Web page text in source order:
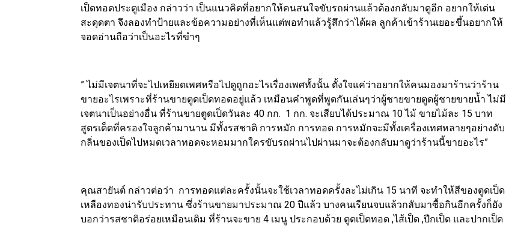
เป็ดทอดประตูเมือง กล่าวว่า เป็นแนวคิดที่อยากให้คนสนใจขับรถผ่านแล้วต้องกลับมาดูอีก อยากให้เด่น
สะดุดตา จึงลองทำป้ายและข้อความอย่างที่เห็นแต่พอทำแล้วรู้สึกว่าได้ผล ลูกค้าเข้าร้านเยอะขึ้นอยากให้
จอดอ่านถือว่าเป็นอะไรที่ขำๆ
” ไม่มีเจตนาที่จะไปเหยียดเพศหรือไปดูถูกอะไรเรื่องเพศทั้งนั้น ตั้งใจแค่ว่าอยากให้คนมองมาร้านว่าร้าน
ขายอะไรเพราะที่ร้านขายตูดเป็ดทอดอยู่แล้ว เหมือนคำพูดที่พูดกันเล่นๆว่าผู้ชายขายตูดผู้ชายขายน้ำ ไม่มี
เจตนาเป็นอย่างอื่น ที่ร้านขายตูดเป็ดวันละ 40 กก. 1 กก. จะเสียบได้ประมาณ 10 ไม้ ขายไม้ละ 15 บาท
สูตรเด็ดที่ครองใจลูกค้ามานาน มีทั้งรสชาติ การหมัก การทอด การหมักจะมีทั้งเครื่องเทศหลายๆอย่างดับ
กลิ่นของเป็ดไปหมดเวลาทอดจะหอมมากใครขับรถผ่านไปผ่านมาจะต้องกลับมาดูว่าร้านนี้ขายอะไร”
คุณสายันต์ กล่าวต่อว่า การทอดแต่ละครั้งนั้นจะใช้เวลาทอดครั้งละไม่เกิน 15 นาที จะทำให้สีของตูดเป็ด
เหลืองทองน่ารับประทาน ซึ่งร้านขายมาประมาณ 20 ปีแล้ว บางคนเรียนจบแล้วกลับมาซื้อกินอีกครั้งก็ยัง
บอกว่ารสชาติอร่อยเหมือนเดิม ที่ร้านจะขาย 4 เมนู ประกอบด้วย ตูดเป็ดทอด ,ไส้เป็ด ,ปีกเป็ด และปากเป็ด